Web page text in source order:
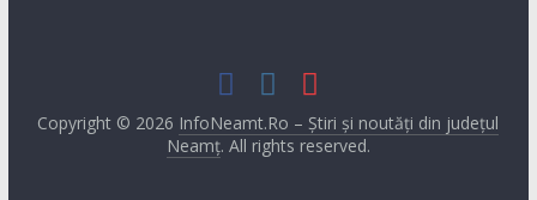
Copyright © 2026 InfoNeamt.Ro – Știri și noutăți din județul
Neamț. All rights reserved.